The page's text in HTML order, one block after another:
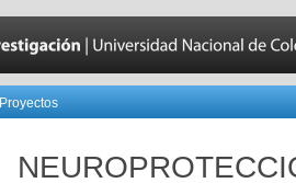
Proyectos